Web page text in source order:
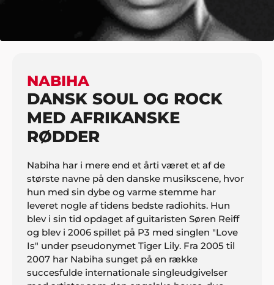
KONCERTNAVNE NABIHA
NABIHA
DANSK SOUL OG ROCK
MED AFRIKANSKE
RØDDER
Nabiha har i mere end et årti været et af de
største navne på den danske musikscene, hvor
hun med sin dybe og varme stemme har
leveret nogle af tidens bedste radiohits. Hun
blev i sin tid opdaget af guitaristen Søren Reiff
og blev i 2006 spillet på P3 med singlen "Love
Is" under pseudonymet Tiger Lily. Fra 2005 til
2007 har Nabiha sunget på en række
succesfulde internationale singleudgivelser